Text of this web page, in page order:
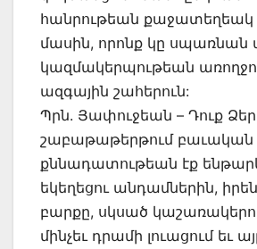
հանրութեան քաջատեղեակ
մասին, որոնք կը սպառնան
կազմակերպութեան
ազգային շահերուն:
Պրն. Յափուջեան – Դուք Ձեր
շաբաթաթերթում բաւական
քննադատութեան էք
եկեղեցու անդամներին,
բարքը, սկսած
մինչեւ դրամի լուացում եւ